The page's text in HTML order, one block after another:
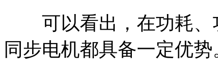
可以看出，在功耗、
同步电机都具备一定优